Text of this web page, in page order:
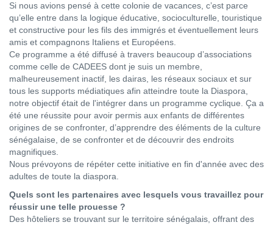
Si nous avions pensé à cette colonie de vacances, c’est parce
qu’elle entre dans la logique éducative, socioculturelle, touristique
et constructive pour les fils des immigrés et éventuellement leurs
amis et compagnons Italiens et Européens.
Ce programme a été diffusé à travers beaucoup d’associations
comme celle de CADEES dont je suis un membre,
malheureusement inactif, les dairas, les réseaux sociaux et sur
tous les supports médiatiques afin atteindre toute la Diaspora,
notre objectif était de l'intégrer dans un programme cyclique. Ça a
été une réussite pour avoir permis aux enfants de différentes
origines de se confronter, d’apprendre des éléments de la culture
sénégalaise, de se confronter et de découvrir des endroits
magnifiques.
Nous prévoyons de répéter cette initiative en fin d'année avec des
adultes de toute la diaspora.
Quels sont les partenaires avec lesquels vous travaillez pour
réussir une telle prouesse ?
Des hôteliers se trouvant sur le territoire sénégalais, offrant des